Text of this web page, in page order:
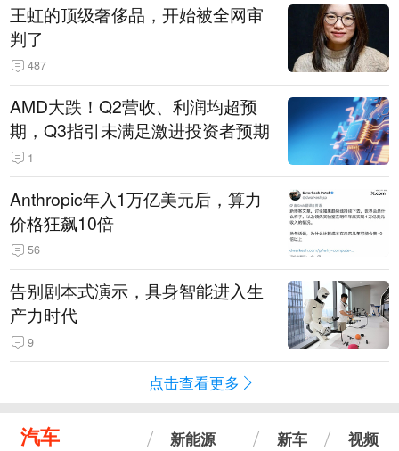
王虹的顶级奢侈品，开始被全网审
判了
487
AMD大跌！Q2营收、利润均超预
期，Q3指引未满足激进投资者预期
1
Anthropic年入1万亿美元后，算力
价格狂飙10倍
56
告别剧本式演示，具身智能进入生
产力时代
9
点击查看更多
汽车 新能源 新车 视频